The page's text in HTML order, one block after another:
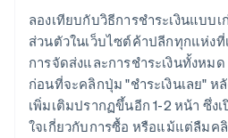
ลองเทียบกับวิธีการชำระเงินแบบ
ส่วนตัวในเว็บไซต์ค้าปลีกทุกแห่ง
การจัดส่งและการชำระเงินทั้งหม
ก่อนที่จะคลิกปุ่ม "ชำระเงินเลย"
เพิ่มเติมปรากฏขึ้นอีก 1-2 หน้า ซึ่ง
ใจเกี่ยวกับการซื้อ หรือแม้แต่ลืม